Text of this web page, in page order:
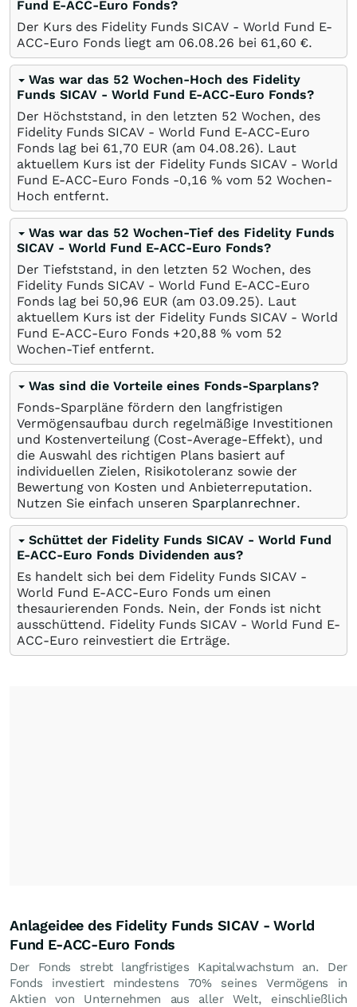
Fund E-ACC-Euro Fonds?
Der Kurs des Fidelity Funds SICAV - World Fund E-
ACC-Euro Fonds liegt am 06.08.26 bei 61,60 €.
Was war das 52 Wochen-Hoch des Fidelity
Funds SICAV - World Fund E-ACC-Euro Fonds?
Der Höchststand, in den letzten 52 Wochen, des
Fidelity Funds SICAV - World Fund E-ACC-Euro
Fonds lag bei 61,70 EUR (am 04.08.26). Laut
aktuellem Kurs ist der Fidelity Funds SICAV - World
Fund E-ACC-Euro Fonds -0,16 % vom 52 Wochen-
Hoch entfernt.
Was war das 52 Wochen-Tief des Fidelity Funds
SICAV - World Fund E-ACC-Euro Fonds?
Der Tiefststand, in den letzten 52 Wochen, des
Fidelity Funds SICAV - World Fund E-ACC-Euro
Fonds lag bei 50,96 EUR (am 03.09.25). Laut
aktuellem Kurs ist der Fidelity Funds SICAV - World
Fund E-ACC-Euro Fonds +20,88 % vom 52
Wochen-Tief entfernt.
Was sind die Vorteile eines Fonds-Sparplans?
Fonds-Sparpläne fördern den langfristigen
Vermögensaufbau durch regelmäßige Investitionen
und Kostenverteilung (Cost-Average-Effekt), und
die Auswahl des richtigen Plans basiert auf
individuellen Zielen, Risikotoleranz sowie der
Bewertung von Kosten und Anbieterreputation.
Nutzen Sie einfach unseren Sparplanrechner.
Schüttet der Fidelity Funds SICAV - World Fund
E-ACC-Euro Fonds Dividenden aus?
Es handelt sich bei dem Fidelity Funds SICAV -
World Fund E-ACC-Euro Fonds um einen
thesaurierenden Fonds. Nein, der Fonds ist nicht
ausschüttend. Fidelity Funds SICAV - World Fund E-
ACC-Euro reinvestiert die Erträge.
Anlageidee des Fidelity Funds SICAV - World
Fund E-ACC-Euro Fonds
Der Fonds strebt langfristiges Kapitalwachstum an. Der
Fonds investiert mindestens 70% seines Vermögens in
Aktien von Unternehmen aus aller Welt, einschließlich